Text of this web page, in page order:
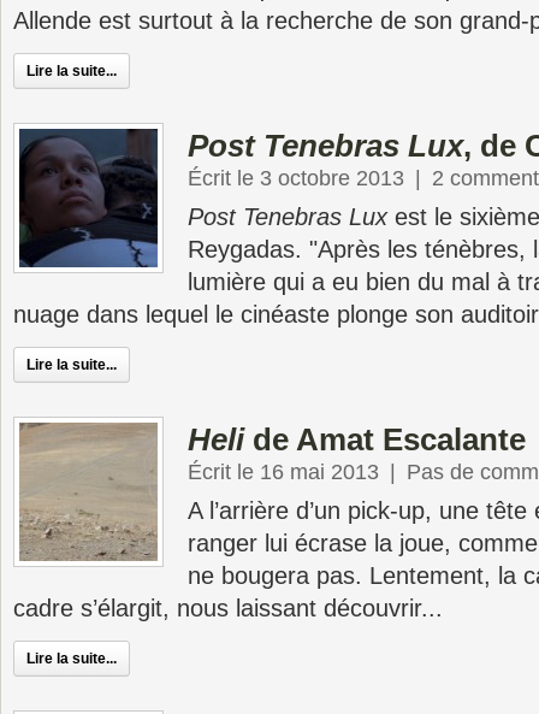
Allende est surtout à la recherche de son grand-
Lire la suite...
Post Tenebras Lux, de
Écrit le 3 octobre 2013 2
Post Tenebras Luxest le
Reygadas. "Après les
lumière qui a eu bien du mal à
nuage dans lequel le cinéaste plonge son
Lire la suite...
Helide Amat Escalante
Écrit le 16 mai 2013 Pas de
A l’arrière d’un pick-up, une
ranger lui écrase la joue, comme
ne bougera pas. Lentement, la
cadre s’élargit, nous laissant découvrir...
Lire la suite...